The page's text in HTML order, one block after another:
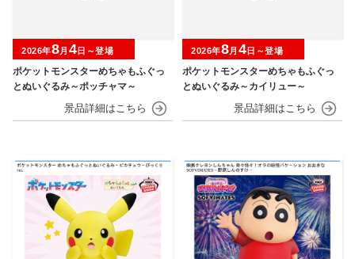
ポケットモンスターめちゃもふぐっ
とぬいぐるみ～ポッチャマ～
2026年8月 4日～登場
ポケットモンスターめちゃもふぐっ
とぬいぐるみ～カイリュー～
2026年8月 4日～登場